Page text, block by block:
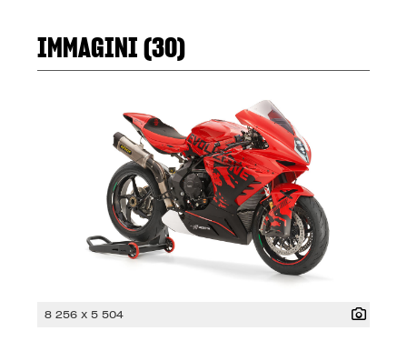
IMMAGINI (30)
8 256 x 5 504